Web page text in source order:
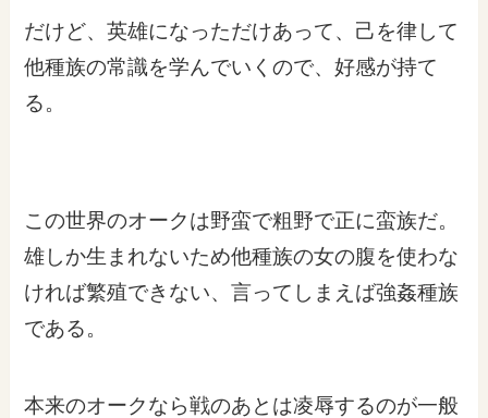
だけど、英雄になっただけあって、己を律して
他種族の常識を学んでいくので、好感が持て
る。
この世界のオークは野蛮で粗野で正に蛮族だ。
雄しか生まれないため他種族の女の腹を使わな
ければ繁殖できない、言ってしまえば強姦種族
である。
本来のオークなら戦のあとは凌辱するのが一般